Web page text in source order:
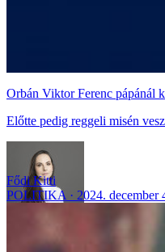
Orbán Viktor Ferenc pápánál
Előtte pedig reggeli misén
Fődi Kitti
POLITIKA
2024. december